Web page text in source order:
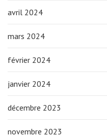
avril 2024
mars 2024
février 2024
janvier 2024
décembre 2023
novembre 2023